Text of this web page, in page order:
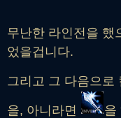
무난한 라인전을 했
었을겁니다.
그리고 그 다음으로
을, 아니라면 을